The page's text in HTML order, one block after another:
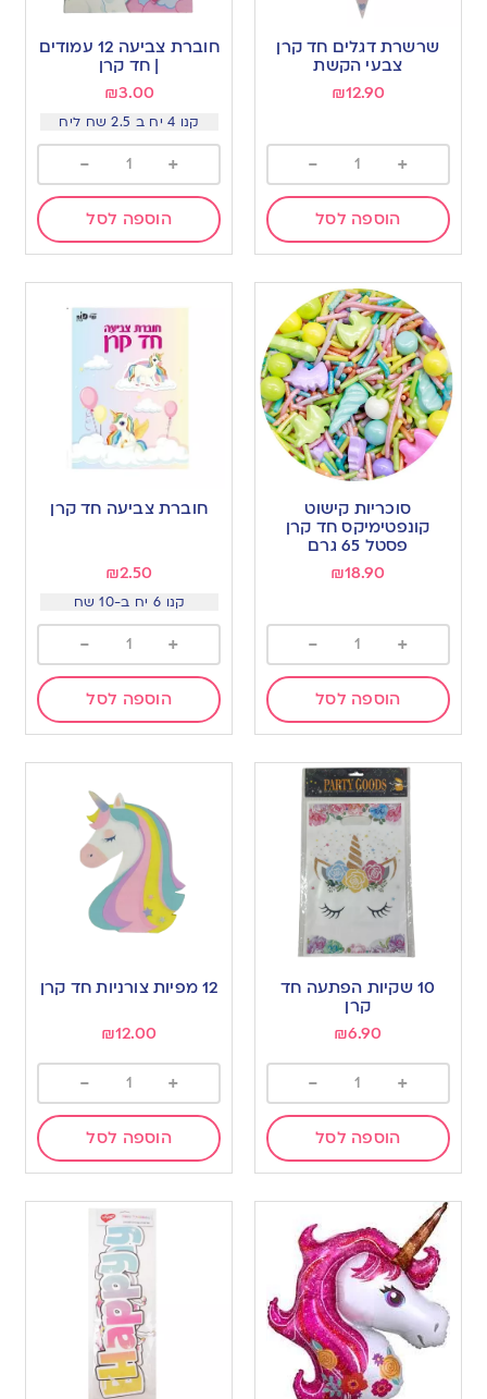
שרשרת דגלים חד קרן
צבעי הקשת
₪12.90
+
-
הוספה לסל
חוברת צביעה 12 עמודים
| חד קרן
₪3.00
קנו 4 יח ב 2.5 שח ליח
+
-
הוספה לסל
סוכריות קישוט
קונפטימיקס חד קרן
פסטל 65 גרם
₪18.90
+
-
הוספה לסל
חוברת צביעה חד קרן
₪2.50
קנו 6 יח ב-10 שח
+
-
הוספה לסל
10 שקיות הפתעה חד
קרן
₪6.90
+
-
הוספה לסל
12 מפיות צורניות חד קרן
₪12.00
+
-
הוספה לסל